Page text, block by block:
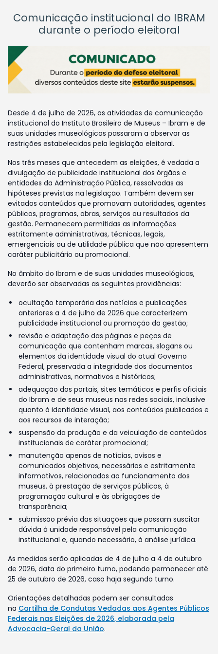
Comunicação institucional do IBRAM
durante o período eleitoral
Desde 4 de julho de 2026, as atividades de comunicação
institucional do Instituto Brasileiro de Museus – Ibram e de
suas unidades museológicas passaram a observar as
restrições estabelecidas pela legislação eleitoral.
Nos três meses que antecedem as eleições, é vedada a
divulgação de publicidade institucional dos órgãos e
entidades da Administração Pública, ressalvadas as
hipóteses previstas na legislação. Também devem ser
evitados conteúdos que promovam autoridades, agentes
públicos, programas, obras, serviços ou resultados da
gestão. Permanecem permitidas as informações
estritamente administrativas, técnicas, legais,
emergenciais ou de utilidade pública que não apresentem
caráter publicitário ou promocional.
No âmbito do Ibram e de suas unidades museológicas,
deverão ser observadas as seguintes providências:
ocultação temporária das notícias e publicações
anteriores a 4 de julho de 2026 que caracterizem
publicidade institucional ou promoção da gestão;
revisão e adaptação das páginas e peças de
comunicação que contenham marcas, slogans ou
elementos da identidade visual do atual Governo
Federal, preservada a integridade dos documentos
administrativos, normativos e históricos;
adequação dos portais, sites temáticos e perfis oficiais
do Ibram e de seus museus nas redes sociais, inclusive
quanto à identidade visual, aos conteúdos publicados e
aos recursos de interação;
suspensão da produção e da veiculação de conteúdos
institucionais de caráter promocional;
manutenção apenas de notícias, avisos e
comunicados objetivos, necessários e estritamente
informativos, relacionados ao funcionamento dos
museus, à prestação de serviços públicos, à
programação cultural e às obrigações de
transparência;
submissão prévia das situações que possam suscitar
dúvida à unidade responsável pela comunicação
institucional e, quando necessário, à análise jurídica.
As medidas serão aplicadas de 4 de julho a 4 de outubro
de 2026, data do primeiro turno, podendo permanecer até
25 de outubro de 2026, caso haja segundo turno.
Orientações detalhadas podem ser consultadas
na Cartilha de Condutas Vedadas aos Agentes Públicos
Federais nas Eleições de 2026, elaborada pela
Advocacia-Geral da União.